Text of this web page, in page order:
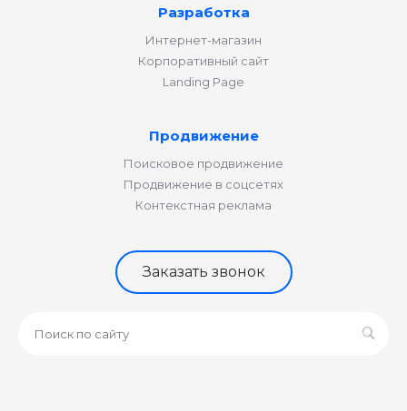
Разработка
Интернет-магазин
Корпоративный сайт
Landing Page
Продвижение
Поисковое продвижение
Продвижение в соцсетях
Контекстная реклама
Заказать звонок